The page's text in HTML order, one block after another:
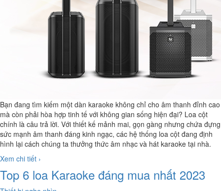
Bạn đang tìm kiếm một dàn karaoke không chỉ cho âm thanh đỉnh cao
mà còn phải hòa hợp tinh tế với không gian sống hiện đại? Loa cột
chính là câu trả lời. Với thiết kế mảnh mai, gọn gàng nhưng chứa đựng
sức mạnh âm thanh đáng kinh ngạc, các hệ thống loa cột đang định
hình lại cách chúng ta thưởng thức âm nhạc và hát karaoke tại nhà.
Xem chi tiết ›
Top 6 loa Karaoke đáng mua nhất 2023